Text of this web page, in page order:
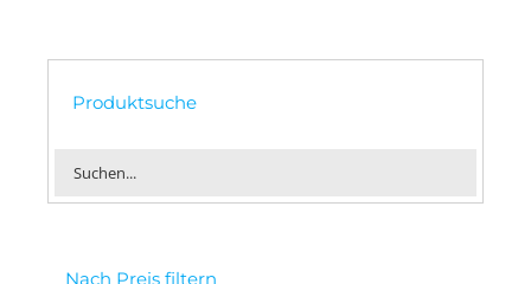
Produktsuche
Nach Preis filtern